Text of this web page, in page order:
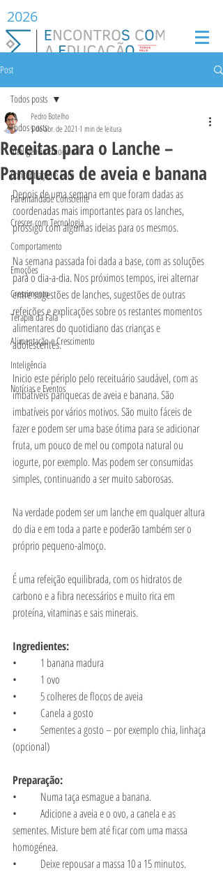
2026
Post
Todos posts
Inteligência Emocional
Concentração e Foco
Parentalidade Consciente
Crescer com Tecnologia
Comportamento
Emoções
Crescimento
Terapia da Fala
Alimentação e Crescimento
Inteligência
Notícias e Eventos
Todos posts
Receitas para o Lanche –
Panquecas de aveia e banana
Pedro Botelho
5 de abr. de 2021 1 min de leitura
Depois de uma semana em que foram dadas as
coordenadas mais importantes para os lanches,
prossigo com algumas ideias para os mesmos.
Na semana passada foi dada a base, com as soluções
para o dia-a-dia. Nos próximos tempos, irei alternar
entre sugestões de lanches, sugestões de outras
refeições e explicações sobre os restantes momentos
alimentares do quotidiano das crianças e
adolescentes.
Inicio este périplo pelo receituário saudável, com as
imbatíveis panquecas de aveia e banana. São
imbatíveis por vários motivos. São muito fáceis de
fazer e podem ser uma base ótima para se adicionar
fruta, um pouco de mel ou compota natural ou
iogurte, por exemplo. Mas podem ser consumidas
simples, continuando a ser muito saborosas.
Na verdade podem ser um lanche em qualquer altura
do dia e em toda a parte e poderão também ser o
próprio pequeno-almoço.
É uma refeição equilibrada, com os hidratos de
carbono e a fibra necessários e muito rica em
proteína, vitaminas e sais minerais.
Ingredientes:
•	1 banana madura
•	1 ovo
•	5 colheres de flocos de aveia
•	Canela a gosto
•	Sementes a gosto – por exemplo chia, linhaça
(opcional)
Preparação:
•	Numa taça esmague a banana.
•	Adicione a aveia e o ovo, a canela e as
sementes. Misture bem até ficar com uma massa
homogénea.
•	Deixe repousar a massa 10 a 15 minutos.